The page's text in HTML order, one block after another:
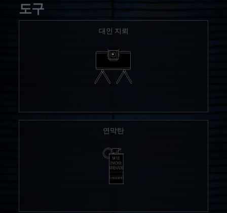
도구
대인 지뢰
연막탄